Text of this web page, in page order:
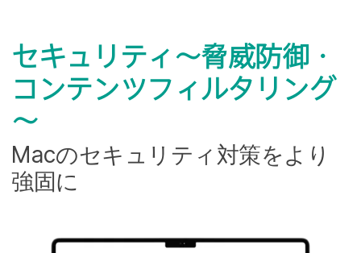
セキュリティ～脅威防御・
コンテンツフィルタリング
～
Macの​セキュリティ対策を​より​
強固に